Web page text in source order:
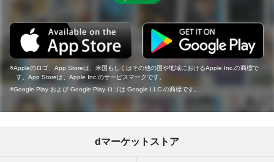
Appleのロゴ、App Storeは、米国もしくはその他の国や地域におけるApple Inc.の商標で
す。App Storeは、Apple Inc.のサービスマークです。
Google Play および Google Play ロゴは Google LLC の商標です。
dマーケットストア